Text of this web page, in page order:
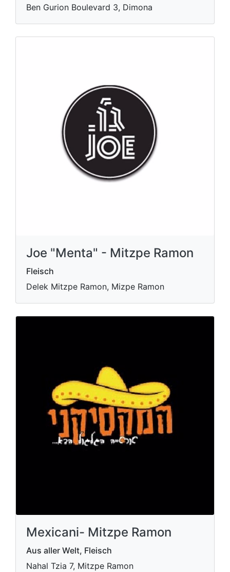
Ben Gurion Boulevard 3, Dimona
Joe "Menta" - Mitzpe Ramon
Fleisch
Delek Mitzpe Ramon, Mizpe Ramon
Mexicani- Mitzpe Ramon
Aus aller Welt, Fleisch
Nahal Tzia 7, Mitzpe Ramon